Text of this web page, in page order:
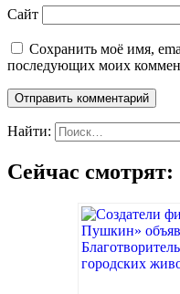
Сайт
Сохранить моё имя,
последующих моих
Найти:
Сейчас смотрят: